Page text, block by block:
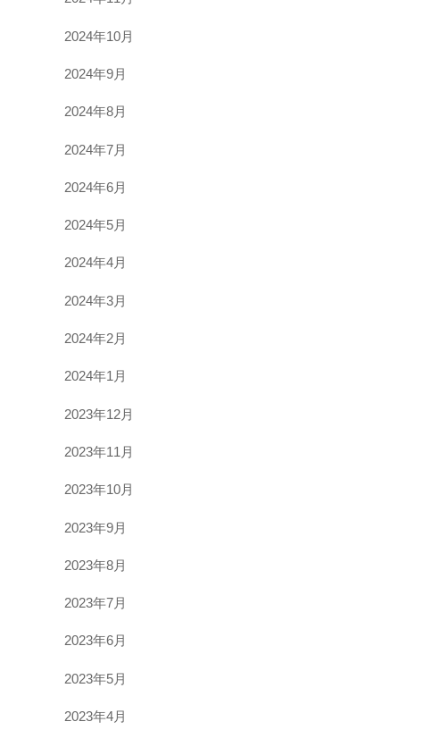
2024年10月
2024年9月
2024年8月
2024年7月
2024年6月
2024年5月
2024年4月
2024年3月
2024年2月
2024年1月
2023年12月
2023年11月
2023年10月
2023年9月
2023年8月
2023年7月
2023年6月
2023年5月
2023年4月